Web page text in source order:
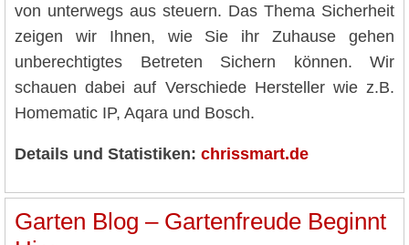
von unterwegs aus steuern. Das Thema Sicherheit
zeigen wir Ihnen, wie Sie ihr Zuhause gehen
unberechtigtes Betreten Sichern können. Wir
schauen dabei auf Verschiede Hersteller wie z.B.
Homematic IP, Aqara und Bosch.
Details und Statistiken: chrissmart.de
Garten Blog – Gartenfreude Beginnt